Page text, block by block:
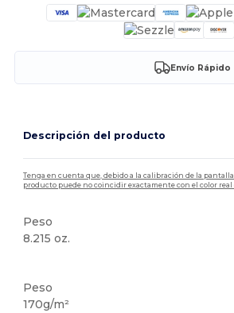
Envío Rápido
Descripción del producto
Tenga en cuenta que, debido a la calibración de la
producto puede no coincidir exactamente con el color
Peso
8.215 oz.
Peso
170g/m²